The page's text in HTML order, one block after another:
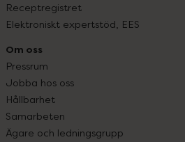
Receptregistret
Elektroniskt expertstöd, EES
Om oss
Pressrum
Jobba hos oss
Hållbarhet
Samarbeten
Ägare och ledningsgrupp